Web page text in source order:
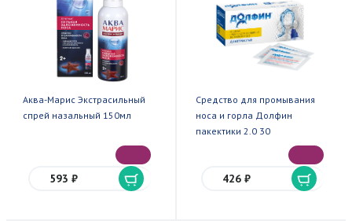
Аква-Марис Экстрасильный
спрей назальный 150мл
593 ₽
Средство для промывания
носа и горла Долфин
пакектики 2.0 30
426 ₽